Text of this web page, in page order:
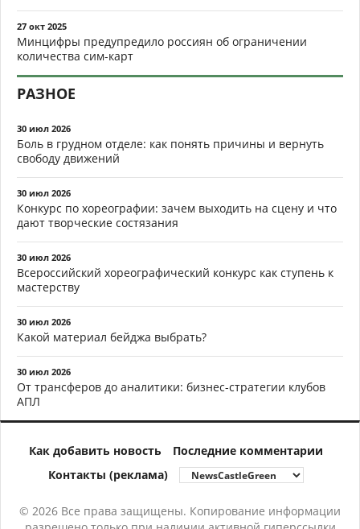
27 окт 2025
Минцифры предупредило россиян об ограничении
количества сим-карт
РАЗНОЕ
30 июл 2026
Боль в грудном отделе: как понять причины и вернуть
свободу движений
30 июл 2026
Конкурс по хореографии: зачем выходить на сцену и что
дают творческие состязания
30 июл 2026
Всероссийский хореографический конкурс как ступень к
мастерству
30 июл 2026
Какой материал бейджа выбрать?
30 июл 2026
От трансферов до аналитики: бизнес-стратегии клубов
АПЛ
Как добавить новость
Последние комментарии
Контакты (реклама)
© 2026 Все права защищены. Копирование информации